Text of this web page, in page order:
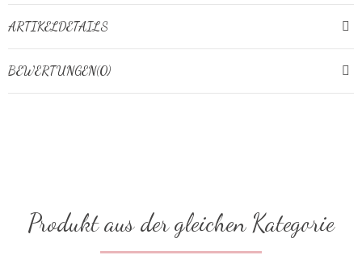
ARTIKELDETAILS
BEWERTUNGEN(0)
Produkt aus der gleichen Kategorie